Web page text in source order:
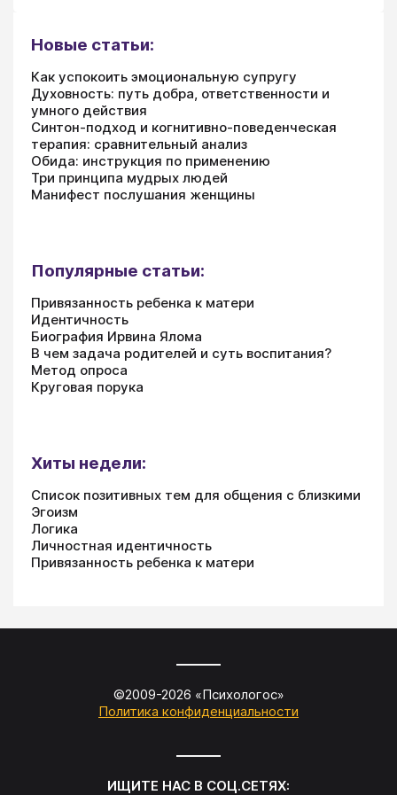
Новые статьи:
Как успокоить эмоциональную супругу
Духовность: путь добра, ответственности и
умного действия
Синтон-подход и когнитивно-поведенческая
терапия: сравнительный анализ
Обида: инструкция по применению
Три принципа мудрых людей
Манифест послушания женщины
Популярные статьи:
Привязанность ребенка к матери
Идентичность
Биография Ирвина Ялома
В чем задача родителей и суть воспитания?
Метод опроса
Круговая порука
Хиты недели:
Список позитивных тем для общения с близкими
Эгоизм
Логика
Личностная идентичность
Привязанность ребенка к матери
©2009-2026 «Психологос»
Политика конфиденциальности
ИЩИТЕ НАС В СОЦ.СЕТЯХ: